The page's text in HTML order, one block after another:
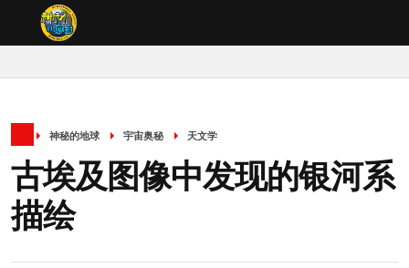
神秘的地球 宇宙奥秘 天文学
古埃及图像中发现的银河系
描绘